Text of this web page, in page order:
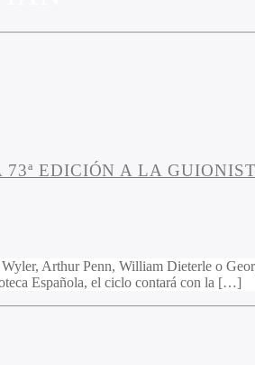
EDICIÓN A LA
Arthur Penn, William Dieterle o
Española, el ciclo contará con la […]